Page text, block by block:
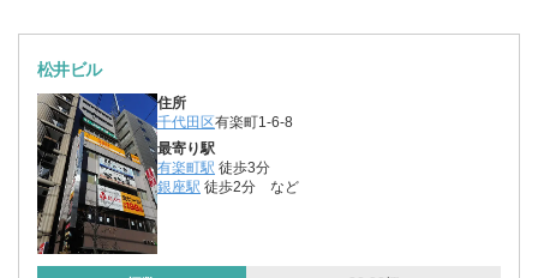
松井ビル
住所
千代田区有楽町1-6-8
最寄り駅
有楽町駅 徒歩3分
銀座駅 徒歩2分 など